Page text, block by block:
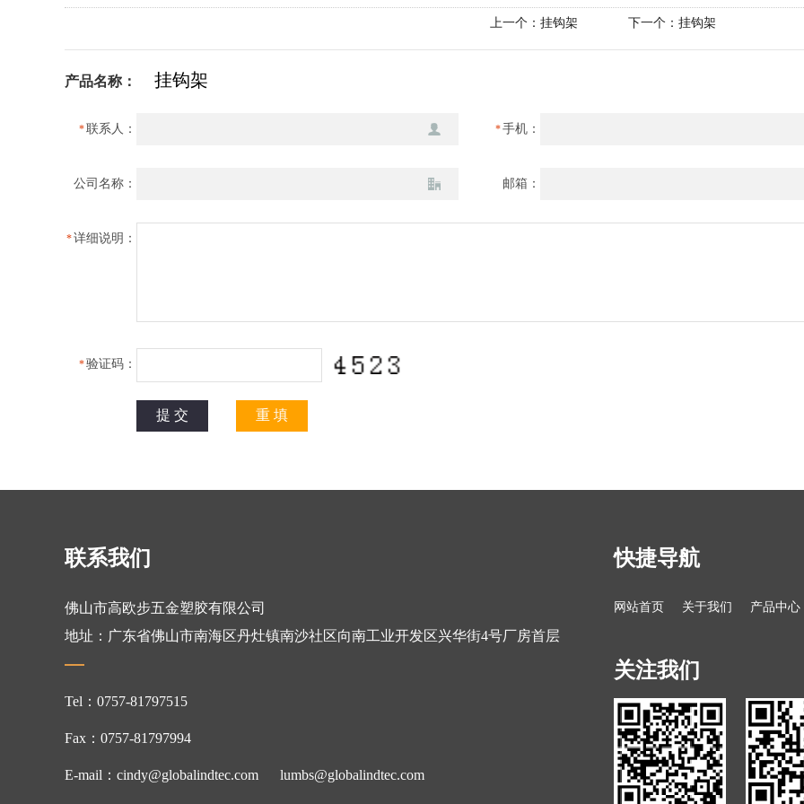
上一个： 挂钩架 下一个： 挂钩架
产品名称：
*联系人： *手机：
公司名称： 邮箱：
*详细说明：
*验证码：
联系我们
佛山市高欧步五金塑胶有限公司
地址：广东省佛山市南海区丹灶镇南沙社区向南工业开发区兴华街4号厂房首层
Tel：0757-81797515
Fax：0757-81797994
E-mail：cindy@globalindtec.com lumbs@globalindtec.com
快捷导航
网站首页 关于我们 产品中心
关注我们